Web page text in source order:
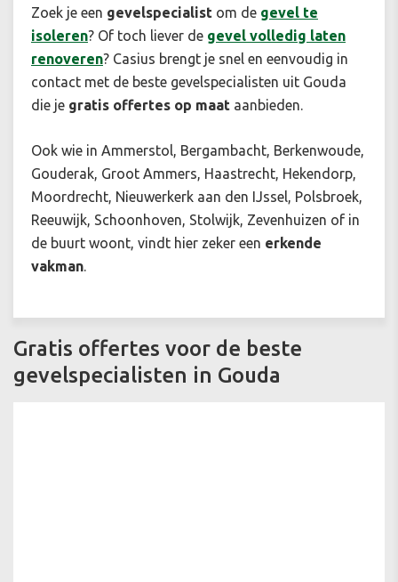
Zoek je een gevelspecialist om de gevel te
isoleren? Of toch liever de gevel volledig laten
renoveren? Casius brengt je snel en eenvoudig in
contact met de beste gevelspecialisten uit Gouda
die je gratis offertes op maat aanbieden.
Ook wie in Ammerstol, Bergambacht, Berkenwoude,
Gouderak, Groot Ammers, Haastrecht, Hekendorp,
Moordrecht, Nieuwerkerk aan den IJssel, Polsbroek,
Reeuwijk, Schoonhoven, Stolwijk, Zevenhuizen of in
de buurt woont, vindt hier zeker een erkende
vakman.
Gratis offertes voor de beste
gevelspecialisten in Gouda